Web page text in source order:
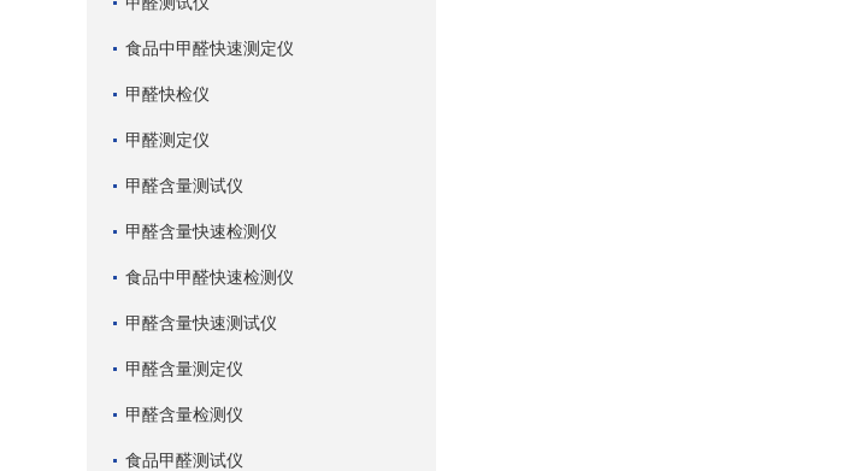
食品中甲醛快速测定仪
甲醛快检仪
甲醛测定仪
甲醛含量测试仪
甲醛含量快速检测仪
食品中甲醛快速检测仪
甲醛含量快速测试仪
甲醛含量测定仪
甲醛含量检测仪
食品甲醛测试仪